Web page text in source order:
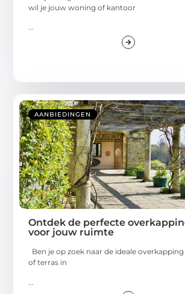
wil je jouw woning of kantoor
...
AANBIEDINGEN
Ontdek de perfecte
voor jouw ruimte
Ben je op zoek naar de ideale
of terras in